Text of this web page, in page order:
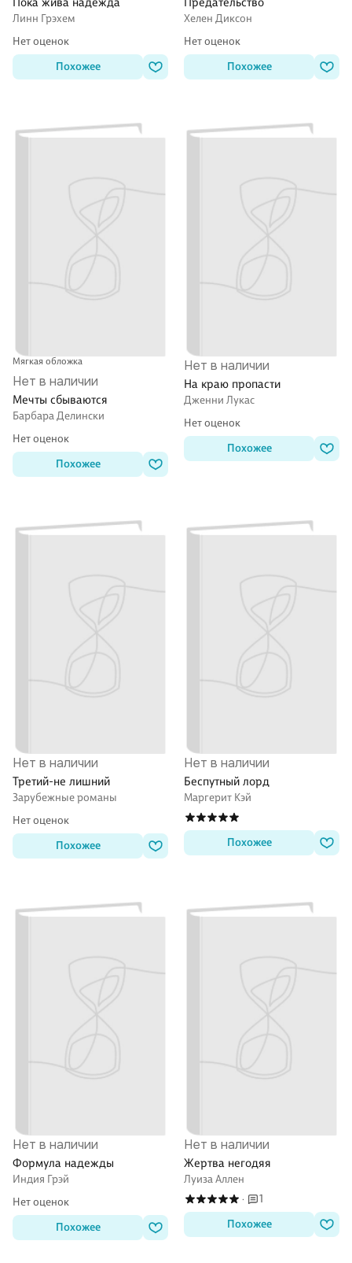
Линн Грэхем
Нет оценок
Похожее
Хелен Диксон
Нет оценок
Похожее
Мягкая обложка
Нет в наличии
Мечты сбываются
Барбара Делински
Нет оценок
Похожее
Нет в наличии
На краю пропасти
Дженни Лукас
Нет оценок
Похожее
Нет в наличии
Третий-не лишний
Зарубежные романы
Нет оценок
Похожее
Нет в наличии
Беспутный лорд
Маргерит Кэй
Похожее
Нет в наличии
Формула надежды
Индия Грэй
Нет оценок
Похожее
Нет в наличии
Жертва негодяя
Луиза Аллен
·
1
Похожее